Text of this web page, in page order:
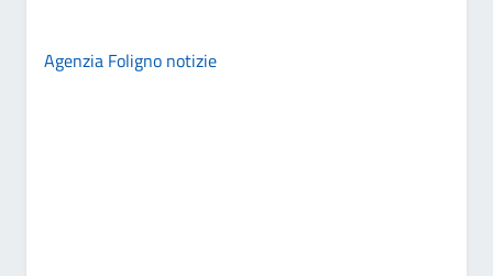
Agenzia Foligno notizie